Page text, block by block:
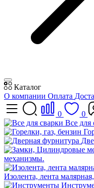
Каталог
О компании Оплата
0 0
Все для
механизмы.
Изолента, лента